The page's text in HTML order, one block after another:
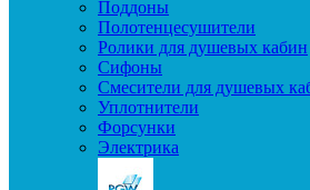
Поддоны
Полотенцесушители
Ролики для душевых кабин
Сифоны
Смесители для душевых
Уплотнители
Форсунки
Электрика